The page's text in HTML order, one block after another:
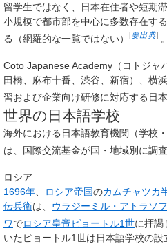
留学生ではなく、日本在住者や短期
小規模で都市部を中心に多数存在す
る（網羅的な一覧ではない）
[要出典] 。
Coto Japanese Academy （コトジ
田橋、麻布十番、渋谷、新宿）、横
習および企業向け研修に対応する日
世界の日本語学校
海外における日本語教育機関（学校
は、国際交流基金が国・地域別に調
ロシア
1696年
ロシア帝国のカムチャツカ
伝兵衛は、 ウラジーミル・アトラソフ
ワでロシア皇帝ピョートル1世に拝謁
いたピョートル1世は日本語学校の設